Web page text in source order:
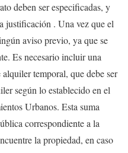
deben ser especificadas, y
justificación . Una vez que el
aviso previo, ya que se
Es necesario incluir una
temporal, que debe ser
según lo establecido en el
Urbanos. Esta suma
correspondiente a la
la propiedad, en caso